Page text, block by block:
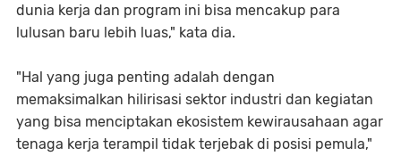
dunia kerja dan program ini bisa mencakup para
lulusan baru lebih luas," kata dia.
"Hal yang juga penting adalah dengan
memaksimalkan hilirisasi sektor industri dan kegiatan
yang bisa menciptakan ekosistem kewirausahaan agar
tenaga kerja terampil tidak terjebak di posisi pemula,"